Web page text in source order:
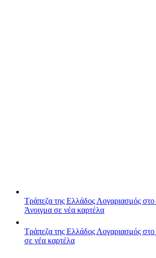
Τράπεζα της Ελλάδος Λογαριασμός
Άνοιγμα σε νέα καρτέλα
Τράπεζα της Ελλάδος Λογαριασμός
σε νέα καρτέλα